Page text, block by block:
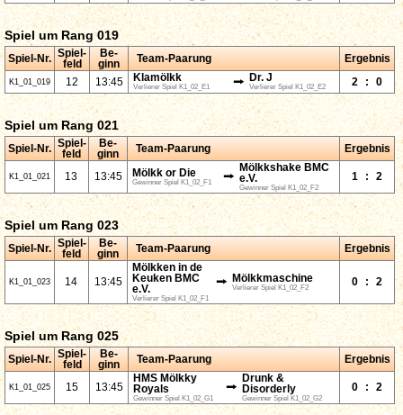
Spiel um Rang 019
Spiel-Nr. Spiel-
feld
Be-
ginn
Team-Paarung Ergebnis
K1_01_019 12 13:45 Klamölkk
Verlierer Spiel K1_02_E1 ⭢ Dr. J
Verlierer Spiel K1_02_E2 2 : 0
Spiel um Rang 021
Spiel-Nr. Spiel-
feld
Be-
ginn
Team-Paarung Ergebnis
K1_01_021 13 13:45 Mölkk or Die
Gewinner Spiel K1_02_F1 ⭢
Mölkkshake BMC
e.V.
Gewinner Spiel K1_02_F2
1 : 2
Spiel um Rang 023
Spiel-Nr. Spiel-
feld
Be-
ginn
Team-Paarung Ergebnis
K1_01_023 14 13:45
Mölkken in de
Keuken BMC
e.V.
Verlierer Spiel K1_02_F1
⭢ Mölkkmaschine
Verlierer Spiel K1_02_F2
0 : 2
Spiel um Rang 025
Spiel-Nr. Spiel-
feld
Be-
ginn
Team-Paarung Ergebnis
K1_01_025 15 13:45
HMS Mölkky
Royals
Gewinner Spiel K1_02_G1
⭢
Drunk &
Disorderly
Gewinner Spiel K1_02_G2
0 : 2